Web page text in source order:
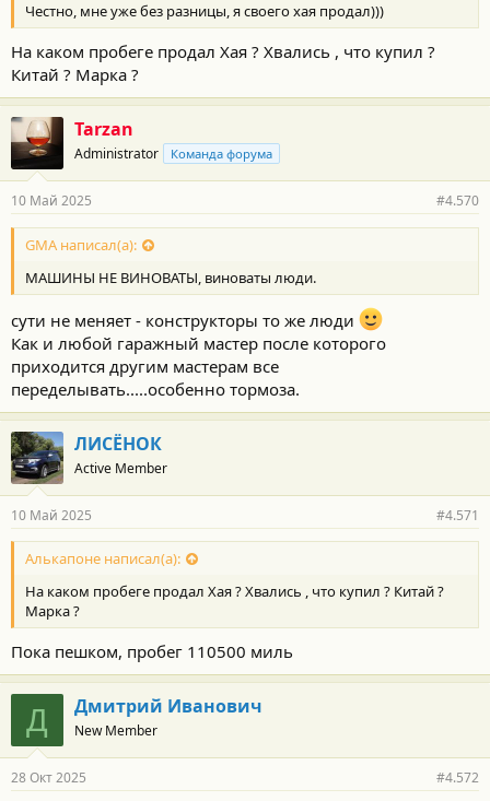
Честно, мне уже без разницы, я своего хая продал)))
На каком пробеге продал Хая ? Хвались , что купил ?
Китай ? Марка ?
Tarzan
Administrator Команда форума
10 Май 2025 #4.570
GMA написал(а):
МАШИНЫ НЕ ВИНОВАТЫ, виноваты люди.
сути не меняет - конструкторы то же люди
Как и любой гаражный мастер после которого
приходится другим мастерам все
переделывать.....особенно тормоза.
ЛИСЁНОК
Active Member
10 Май 2025 #4.571
Алькапоне написал(а):
На каком пробеге продал Хая ? Хвались , что купил ? Китай ?
Марка ?
Пока пешком, пробег 110500 миль
Д Дмитрий Иванович
New Member
28 Окт 2025 #4.572